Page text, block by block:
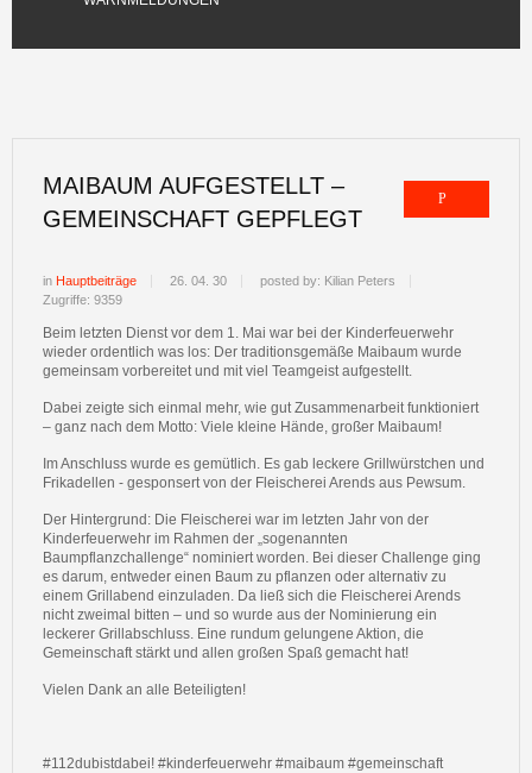
MAIBAUM AUFGESTELLT –
GEMEINSCHAFT GEPFLEGT
in Hauptbeiträge 26. 04. 30
posted by: Kilian Peters
Zugriffe: 9359
Beim letzten Dienst vor dem 1. Mai war bei der Kinderfeuerwehr
wieder ordentlich was los: Der traditionsgemäße Maibaum wurde
gemeinsam vorbereitet und mit viel Teamgeist aufgestellt.
Dabei zeigte sich einmal mehr, wie gut Zusammenarbeit funktioniert
– ganz nach dem Motto: Viele kleine Hände, großer Maibaum!
Im Anschluss wurde es gemütlich. Es gab leckere Grillwürstchen und
Frikadellen - gesponsert von der Fleischerei Arends aus Pewsum.
Der Hintergrund: Die Fleischerei war im letzten Jahr von der
Kinderfeuerwehr im Rahmen der „sogenannten
Baumpflanzchallenge“ nominiert worden. Bei dieser Challenge ging
es darum, entweder einen Baum zu pflanzen oder alternativ zu
einem Grillabend einzuladen. Da ließ sich die Fleischerei Arends
nicht zweimal bitten – und so wurde aus der Nominierung ein
leckerer Grillabschluss. Eine rundum gelungene Aktion, die
Gemeinschaft stärkt und allen großen Spaß gemacht hat!
Vielen Dank an alle Beteiligten!
#112dubistdabei! #kinderfeuerwehr #maibaum #gemeinschaft